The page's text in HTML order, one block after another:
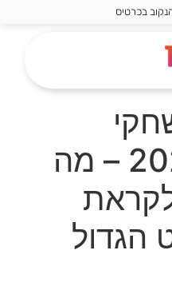
המונדיאל 2026 – מה
הגדול